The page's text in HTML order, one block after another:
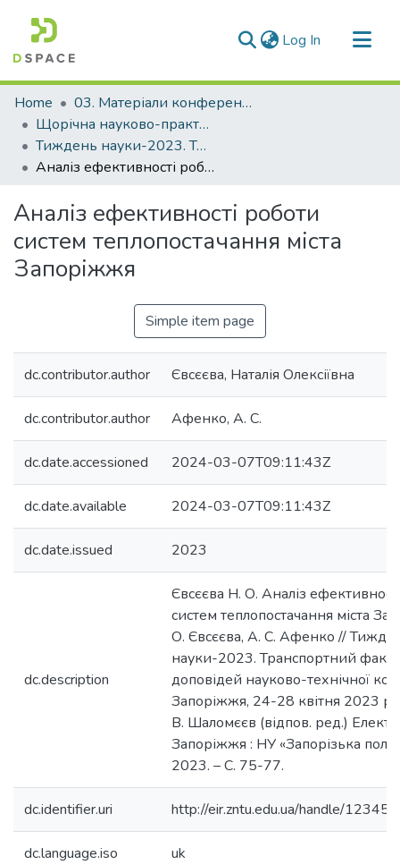
Log In (current)
Communities & Collections
All of DSpace
Statistics
Home
03. Матеріали конференцій та семінарів
Щорічна науково-практична конференція «Тиждень науки»
Тиждень науки-2023. Транспортний факультет
Аналіз ефективності роботи систем теплопостачання міста Запоріжжя
Аналіз ефективності роботи
систем теплопостачання міста
Запоріжжя
Simple item page
dc.contributor.author Євсєєва, Наталія Олексіївна
dc.contributor.author Афенко, А. С.
dc.date.accessioned 2024-03-07T09:11:43Z
dc.date.available 2024-03-07T09:11:43Z
dc.date.issued 2023
dc.description
Євсєєва Н. О. Аналіз
систем теплопостачання міста
О. Євсєєва, А. С. Афенко //
науки-2023. Транспортний
доповідей науково-технічної
Запоріжжя, 24-28 квітня 2023 р.
В. Шаломєєв (відпов. ред.)
Запоріжжя : НУ «Запорізька
2023. – С. 75-77.
dc.identifier.uri http://eir.zntu.edu.ua/handle/
dc.language.iso uk